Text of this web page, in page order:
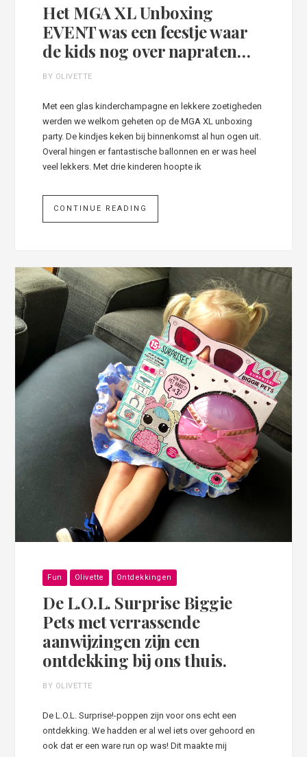
Het MGA XL Unboxing
EVENT was een feestje waar
de kids nog over napraten…
BY OLIVETTE
Met een glas kinderchampagne en lekkere zoetigheden
werden we welkom geheten op de MGA XL unboxing
party. De kindjes keken bij binnenkomst al hun ogen uit.
Overal hingen er fantastische ballonnen en er was heel
veel lekkers. Met drie kinderen hoopte ik
CONTINUE READING
Fun Olivette Ontdekkingen
De L.O.L. Surprise Biggie
Pets met verrassende
aanwijzingen zijn een
ontdekking bij ons thuis.
BY OLIVETTE
De L.O.L. Surprise!-poppen zijn voor ons echt een
ontdekking. We hadden er al wel iets over gehoord en
ook dat er een ware run op was! Dit maakte mij